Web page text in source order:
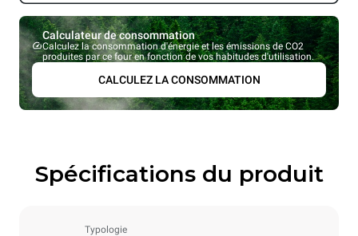
Calculateur de consommation
Calculez la consommation d'énergie et les émissions de CO2
produites par ce four en fonction de vos habitudes d'utilisation.
CALCULEZ LA CONSOMMATION
Spécifications du produit
Typologie